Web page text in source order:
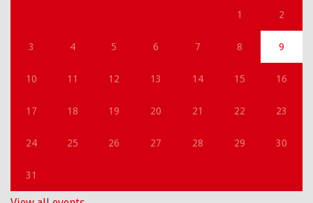
1 2
3 4 5 6 7 8 9
10 11 12 13 14 15 16
17 18 19 20 21 22 23
24 25 26 27 28 29 30
31